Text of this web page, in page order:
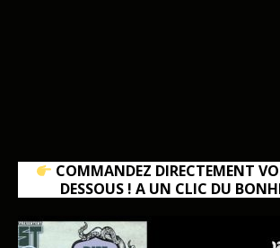
COMMANDEZ DIRECTEMENT
DESSOUS ! A UN CLIC DU